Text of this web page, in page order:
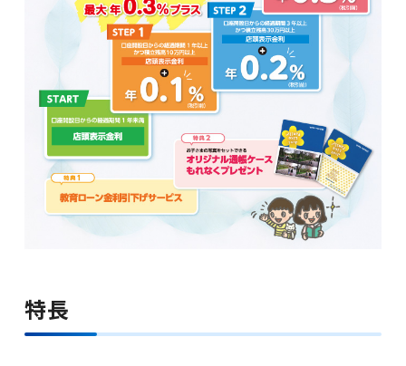
金融商品仲介(投資信託等)
クレジットカード
サービス一覧
特長